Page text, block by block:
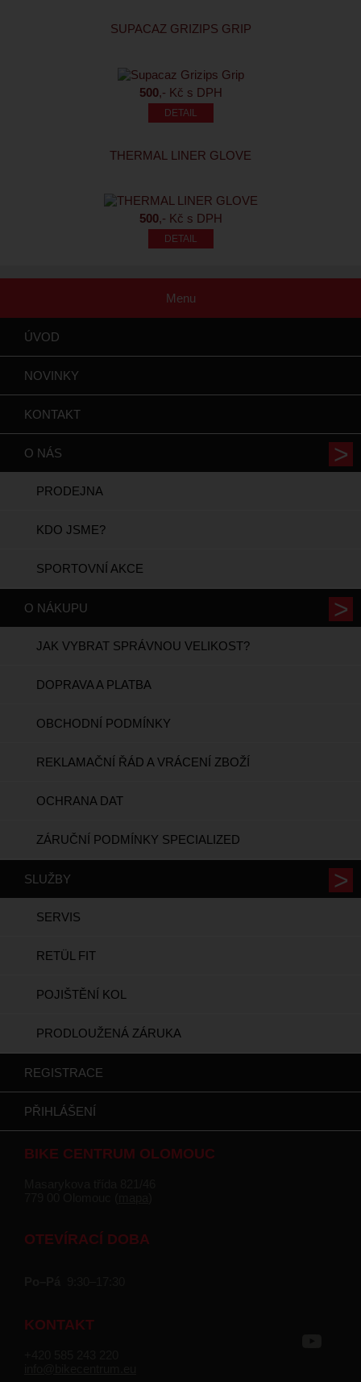
SUPACAZ GRIZIPS GRIP
500,- Kč s DPH
THERMAL LINER GLOVE
500,- Kč s DPH
Menu
ÚVOD
NOVINKY
KONTAKT
O NÁS
PRODEJNA
KDO JSME?
SPORTOVNÍ AKCE
O NÁKUPU
JAK VYBRAT SPRÁVNOU VELIKOST?
DOPRAVA A PLATBA
OBCHODNÍ PODMÍNKY
REKLAMAČNÍ ŘÁD A VRÁCENÍ ZBOŽÍ
OCHRANA DAT
ZÁRUČNÍ PODMÍNKY SPECIALIZED
SLUŽBY
SERVIS
RETÜL FIT
POJIŠTĚNÍ KOL
PRODLOUŽENÁ ZÁRUKA
REGISTRACE
PŘIHLÁŠENÍ
BIKE CENTRUM OLOMOUC
OTEVÍRACÍ DOBA
KONTAKT